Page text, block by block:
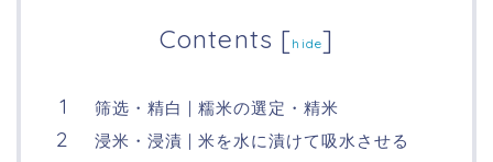
Contents [hide]
筛选・精白 | 糯米の選定・精米
浸米・浸漬 | 米を水に漬けて吸水させる